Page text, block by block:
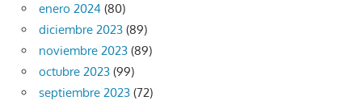
enero 2024 (80)
diciembre 2023 (89)
noviembre 2023 (89)
octubre 2023 (99)
septiembre 2023 (72)